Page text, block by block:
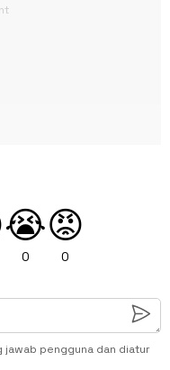
😭
0
😡
0
pengguna dan diatur